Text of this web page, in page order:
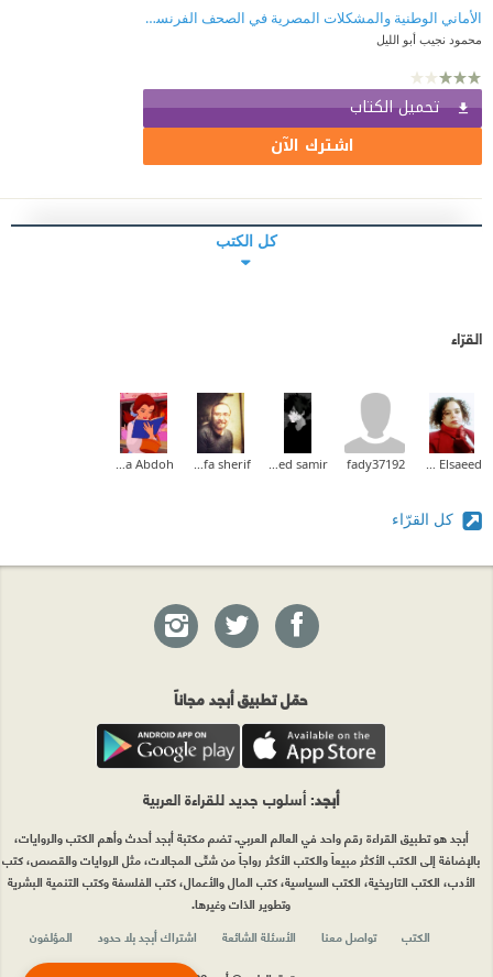
الأماني الوطنية والمشكلات المصرية في الصحف الفرنسية: منذ عقد الاتفاق الودي حتى إعلان الحرب العالمية الأولى
محمود نجيب أبو الليل
تحميل الكتاب
اشترك الآن
كل الكتب
القرّاء
fady37192
كل القرّاء
حمّل تطبيق أبجد مجاناً
أبجد: أسلوب جديد للقراءة العربية
أبجد هو تطبيق القراءة رقم واحد في العالم العربي. تضم مكتبة أبجد أحدث وأهم الكتب والروايات،
بالإضافة إلى الكتب الأكثر مبيعاً والكتب الأكثر رواجاً من شتّى المجالات، مثل الروايات والقصص، كتب
الأدب، الكتب التاريخية، الكتب السياسية، كتب المال والأعمال، كتب الفلسفة وكتب التنمية البشرية
وتطوير الذات وغيرها.
الكتب
تواصل معنا الأسئلة الشائعة اشتراك أبجد بلا حدود
المؤلفون